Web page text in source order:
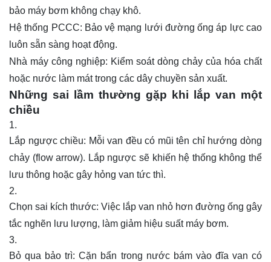
bảo máy bơm không chạy khô.
Hệ thống PCCC: Bảo vệ mạng lưới đường ống áp lực cao
luôn sẵn sàng hoạt động.
Nhà máy công nghiệp: Kiểm soát dòng chảy của hóa chất
hoặc nước làm mát trong các dây chuyền sản xuất.
Những sai lầm thường gặp khi lắp van một
chiều
Lắp ngược chiều: Mỗi van đều có mũi tên chỉ hướng dòng
chảy (flow arrow). Lắp ngược sẽ khiến hệ thống không thể
lưu thông hoặc gây hỏng van tức thì.
Chọn sai kích thước: Việc lắp van nhỏ hơn đường ống gây
tắc nghẽn lưu lượng, làm giảm hiệu suất máy bơm.
Bỏ qua bảo trì: Cặn bẩn trong nước bám vào đĩa van có